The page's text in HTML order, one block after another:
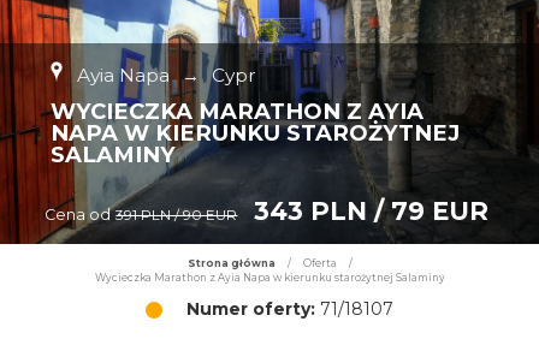
Ayia Napa → Cypr
WYCIECZKA MARATHON Z AYIA
NAPA W KIERUNKU STAROŻYTNEJ
SALAMINY
Cena od 391 PLN / 90 EUR 343 PLN / 79 EUR
Strona główna / Oferta
/
Wycieczka Marathon z Ayia Napa w kierunku starożytnej Salaminy
Numer oferty: 71/18107